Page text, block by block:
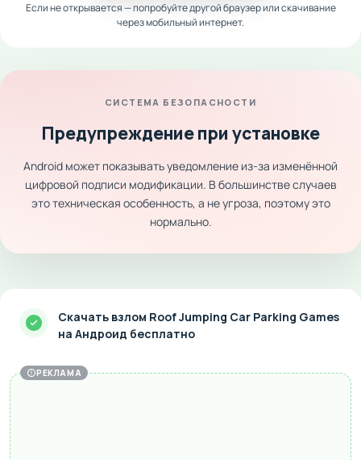
Если не открывается — попробуйте другой браузер или скачивание
через мобильный интернет.
СИСТЕМА БЕЗОПАСНОСТИ
Предупреждение при установке
Android может показывать уведомление из-за изменённой
цифровой подписи модификации. В большинстве случаев
это техническая особенность, а не угроза, поэтому это
нормально.
Скачать взлом Roof Jumping Car Parking Games
на Андроид бесплатно
РЕКЛАМА